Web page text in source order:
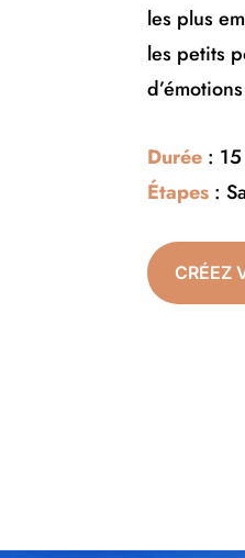
les plus
les petits
Durée :
Étapes :
CRÉEZ